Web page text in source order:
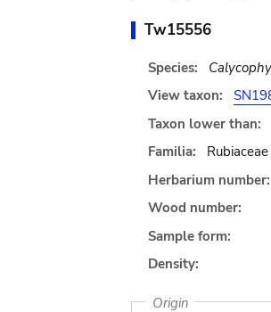
Tw15556
Species:
View taxon:
Taxon lower than:
Familia:
Rubiaceae
Herbarium number:
Wood number:
Sample form:
Density:
Origin